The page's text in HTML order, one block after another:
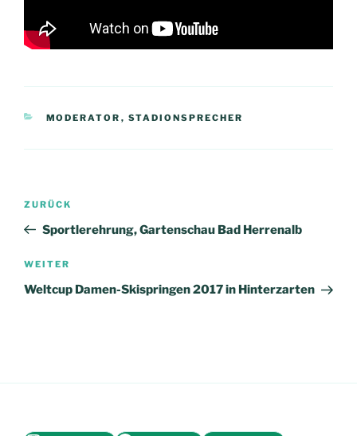
KATEGORIEN
MODERATOR , STADIONSPRECHER
Beitragsnavigation
Vorheriger
Beitrag
ZURÜCK
Sportlerehrung, Gartenschau Bad Herrenalb
Nächster
Beitrag
WEITER
Weltcup Damen-Skispringen 2017 in Hinterzarten